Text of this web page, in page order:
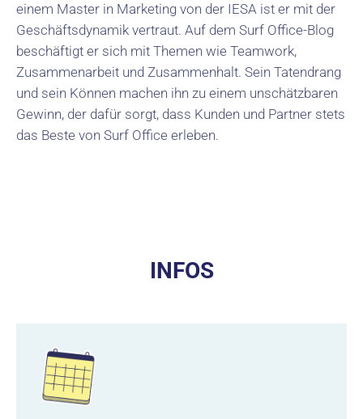
einem Master in Marketing von der IESA ist er mit der
Geschäftsdynamik vertraut. Auf dem Surf Office-Blog
beschäftigt er sich mit Themen wie Teamwork,
Zusammenarbeit und Zusammenhalt. Sein Tatendrang
und sein Können machen ihn zu einem unschätzbaren
Gewinn, der dafür sorgt, dass Kunden und Partner stets
das Beste von Surf Office erleben.
INFOS